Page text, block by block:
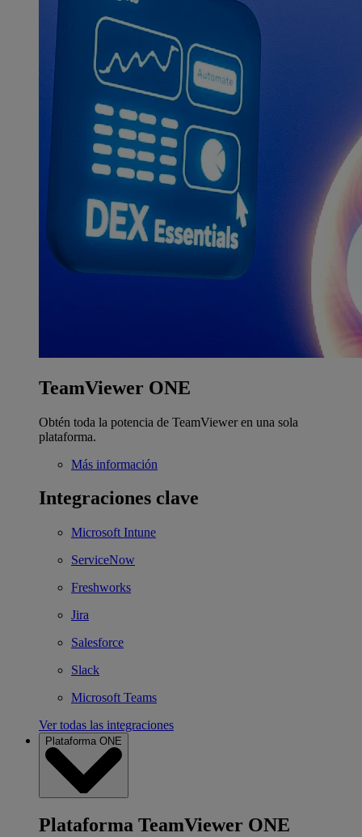
TeamViewer ONE
Obtén toda la potencia de TeamViewer en una sola
plataforma.
Más información
Integraciones clave
Microsoft Intune
ServiceNow
Freshworks
Jira
Salesforce
Slack
Microsoft Teams
Ver todas las integraciones
Plataforma ONE
Plataforma TeamViewer ONE